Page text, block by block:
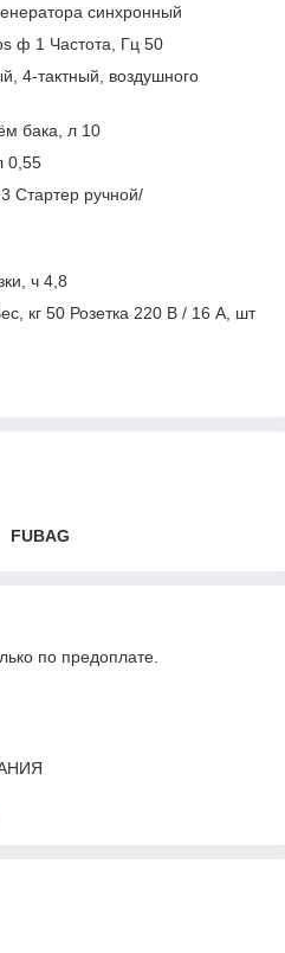
синхронный
ф 1 Частота, Гц 50
4-тактный, воздушного
бака, л 10
0,55
Стартер ручной/
ч 4,8
кг 50 Розетка 220 В / 16 А, шт
FUBAG
по предоплате.